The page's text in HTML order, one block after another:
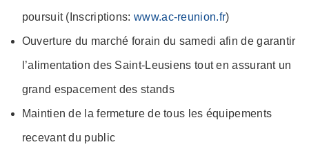
poursuit (Inscriptions: www.ac-reunion.fr)
Ouverture du marché forain du samedi afin de garantir
l’alimentation des Saint-Leusiens tout en assurant un
grand espacement des stands
Maintien de la fermeture de tous les équipements
recevant du public